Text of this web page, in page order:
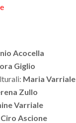
Acocella
Giglio
Maria Varriale
Zullo
Varriale
Ciro Ascione